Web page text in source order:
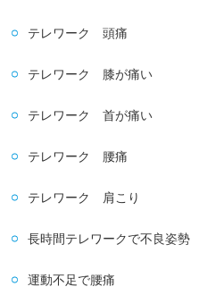
テレワーク 頭痛
テレワーク 膝が痛い
テレワーク 首が痛い
テレワーク 腰痛
テレワーク 肩こり
長時間テレワークで不良姿勢
運動不足で腰痛